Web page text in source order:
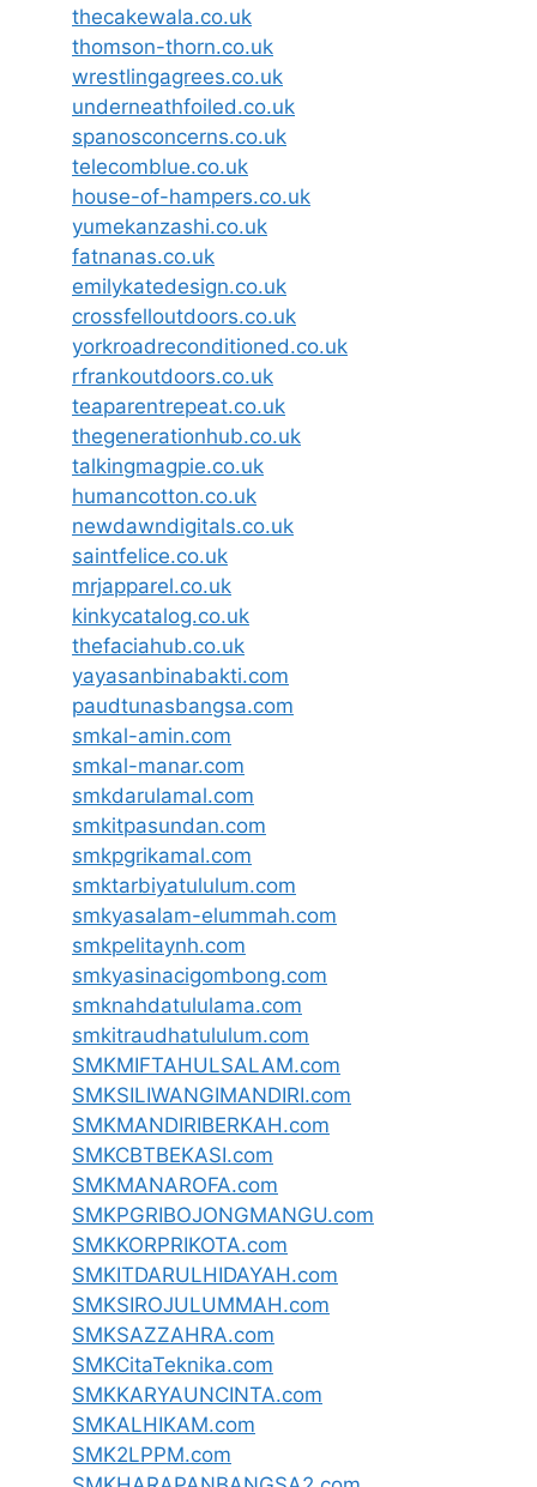
thecakewala.co.uk
thomson-thorn.co.uk
wrestlingagrees.co.uk
underneathfoiled.co.uk
spanosconcerns.co.uk
telecomblue.co.uk
house-of-hampers.co.uk
yumekanzashi.co.uk
fatnanas.co.uk
emilykatedesign.co.uk
crossfelloutdoors.co.uk
yorkroadreconditioned.co.uk
rfrankoutdoors.co.uk
teaparentrepeat.co.uk
thegenerationhub.co.uk
talkingmagpie.co.uk
humancotton.co.uk
newdawndigitals.co.uk
saintfelice.co.uk
mrjapparel.co.uk
kinkycatalog.co.uk
thefaciahub.co.uk
yayasanbinabakti.com
paudtunasbangsa.com
smkal-amin.com
smkal-manar.com
smkdarulamal.com
smkitpasundan.com
smkpgrikamal.com
smktarbiyatululum.com
smkyasalam-elummah.com
smkpelitaynh.com
smkyasinacigombong.com
smknahdatululama.com
smkitraudhatululum.com
SMKMIFTAHULSALAM.com
SMKSILIWANGIMANDIRI.com
SMKMANDIRIBERKAH.com
SMKCBTBEKASI.com
SMKMANAROFA.com
SMKPGRIBOJONGMANGU.com
SMKKORPRIKOTA.com
SMKITDARULHIDAYAH.com
SMKSIROJULUMMAH.com
SMKSAZZAHRA.com
SMKCitaTeknika.com
SMKKARYAUNCINTA.com
SMKALHIKAM.com
SMK2LPPM.com